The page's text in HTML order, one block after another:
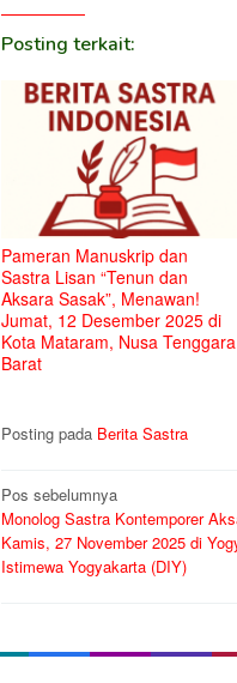
Posting terkait:
Pameran Manuskrip dan
Sastra Lisan “Tenun dan
Aksara Sasak”, Menawan!
Jumat, 12 Desember 2025 di
Kota Mataram, Nusa Tenggara
Barat
Posting pada Berita Sastra
Navigasi
pos
Pos sebelumnya
Monolog Sastra Kontemporer
Kamis, 27 November 2025 di
Istimewa Yogyakarta (DIY)